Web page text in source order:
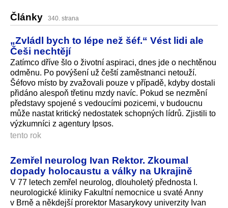
Články 340. strana
„Zvládl bych to lépe než šéf.“ Vést lidi ale
Češi nechtějí
Zatímco dříve šlo o životní aspiraci, dnes jde o nechtěnou
odměnu. Po povýšení už čeští zaměstnanci netouží.
Šéfovo místo by zvažovali pouze v případě, kdyby dostali
přidáno alespoň třetinu mzdy navíc. Pokud se nezmění
představy spojené s vedoucími pozicemi, v budoucnu
může nastat kritický nedostatek schopných lídrů. Zjistili to
výzkumníci z agentury Ipsos.
tento rok
Zemřel neurolog Ivan Rektor. Zkoumal
dopady holocaustu a války na Ukrajině
V 77 letech zemřel neurolog, dlouholetý přednosta I.
neurologické kliniky Fakultní nemocnice u svaté Anny
v Brně a někdejší prorektor Masarykovy univerzity Ivan